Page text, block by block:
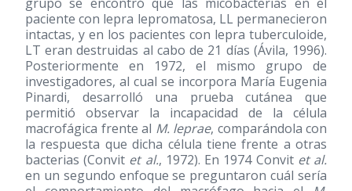
paciente con lepra lepromatosa, LL permanecieron
intactas, y en los pacientes con lepra tuberculoide,
LT eran destruidas al cabo de 21 días (Ávila, 1996).
Posteriormente en 1972, el mismo grupo de
investigadores, al cual se incorpora María Eugenia
Pinardi, desarrolló una prueba cutánea que
permitió observar la incapacidad de la célula
macrofágica frente al M. leprae, comparándola con
la respuesta que dicha célula tiene frente a otras
bacterias (Convit et al., 1972). En 1974 Convit et al.
en un segundo enfoque se preguntaron cuál sería